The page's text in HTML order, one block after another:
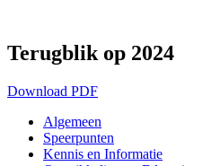
de
inhoud
Terugblik op 2024
Download PDF
Algemeen
Speerpunten
Kennis en Informatie